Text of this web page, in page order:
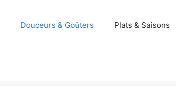
Douceurs & Goûters Plats & Saisons